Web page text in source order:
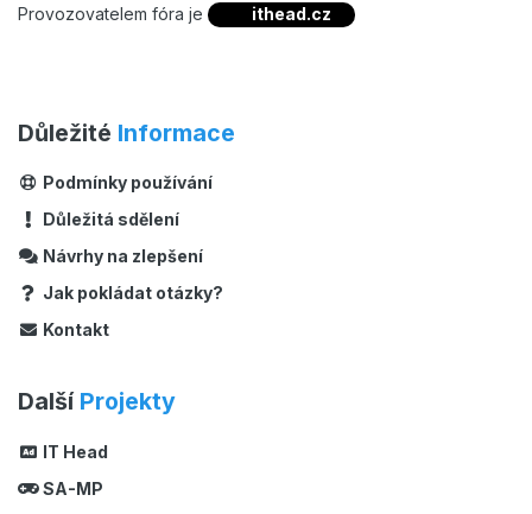
Provozovatelem fóra je
ithead.cz
Důležité Informace
Podmínky používání
Důležitá sdělení
Návrhy na zlepšení
Jak pokládat otázky?
Kontakt
Další Projekty
IT Head
SA-MP